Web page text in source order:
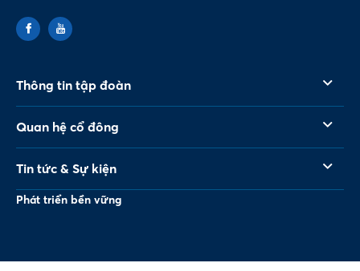
Thông tin tập đoàn
Quan hệ cổ đông
Tin tức & Sự kiện
Phát triển bền vững